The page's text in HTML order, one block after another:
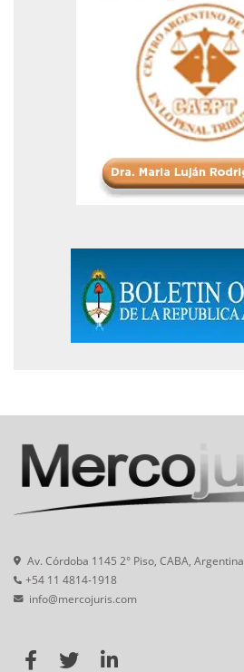
Av. Córdoba 1145 2° Piso, CABA, Argentina
+54 11 4814-1918
info@mercojuris.com